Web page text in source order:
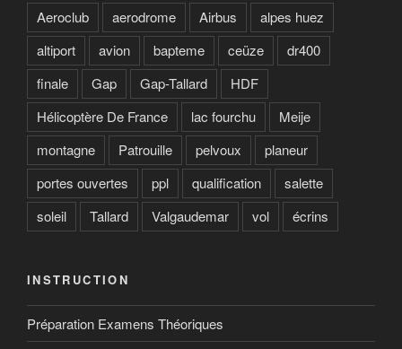
Aeroclub aerodrome Airbus
alpes huez
altiport
avion bapteme ceüze
dr400
finale
Gap Gap-Tallard
HDF
Hélicoptère De France
lac fourchu
Meije
montagne
Patrouille pelvoux
planeur
portes ouvertes
ppl qualification
salette
soleil
Tallard Valgaudemar vol écrins
INSTRUCTION
Préparation Examens Théoriques